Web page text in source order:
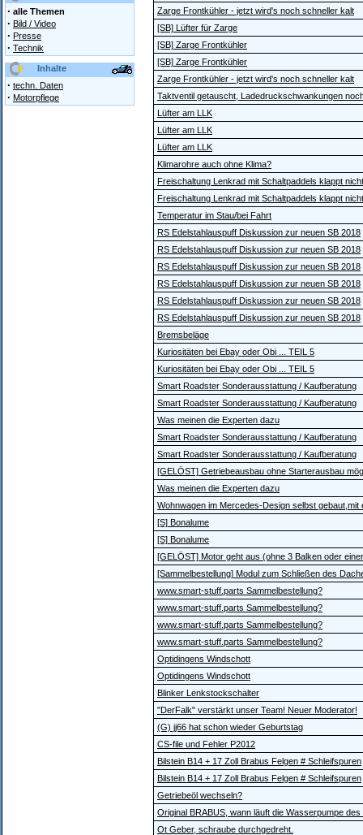
· alle Themen
· Bild / Video
· Presse
· Technik
Inhalte
· techn. Daten
· Motorpflege
Zarge Frontkühler - jetzt wird's noch schneller kalt
[SB] Lüfter für Zarge
[SB] Zarge Frontkühler
[SB] Zarge Frontkühler
Zarge Frontkühler - jetzt wird's noch schneller kalt
Taktventil getauscht, Ladedruckschwankungen
Lüfter am LLK
Lüfter am LLK
Lüfter am LLK
Klimarohre auch ohne Klima?
Freischaltung Lenkrad mit Schaltpaddels klappt nicht
Freischaltung Lenkrad mit Schaltpaddels klappt nicht
Temperatur im Stau/bei Fahrt
RS Edelstahlauspuff Diskussion zur neuen SB 2018
RS Edelstahlauspuff Diskussion zur neuen SB 2018
RS Edelstahlauspuff Diskussion zur neuen SB 2018
RS Edelstahlauspuff Diskussion zur neuen SB 2018
RS Edelstahlauspuff Diskussion zur neuen SB 2018
RS Edelstahlauspuff Diskussion zur neuen SB 2018
Bremsbeläge
Kuriositäten bei Ebay oder Obi ... TEIL 5
Kuriositäten bei Ebay oder Obi ... TEIL 5
Smart Roadster Sonderausstattung / Kaufberatung
Smart Roadster Sonderausstattung / Kaufberatung
Was meinen die Experten dazu
Smart Roadster Sonderausstattung / Kaufberatung
Smart Roadster Sonderausstattung / Kaufberatung
[GELÖST] Getriebeausbau ohne Starterausbau
Was meinen die Experten dazu
Wohnwagen im Mercedes-Design selbst
[S] Bonalume
[S] Bonalume
[GELÖST] Motor geht aus (ohne 3 Balken oder
[Sammelbestellung] Modul zum Schließen des
www.smart-stuff.parts Sammelbestellung?
www.smart-stuff.parts Sammelbestellung?
www.smart-stuff.parts Sammelbestellung?
www.smart-stuff.parts Sammelbestellung?
Optidingens Windschott
Optidingens Windschott
Blinker Lenkstockschalter
"DerFalk" verstärkt unser Team! Neuer Moderator!
(G) jj66 hat schon wieder Geburtstag
CS-file und Fehler P2012
Bilstein B14 + 17 Zoll Brabus Felgen # Schleifspuren
Bilstein B14 + 17 Zoll Brabus Felgen # Schleifspuren
Getriebeöl wechseln?
Original BRABUS, wann läuft die Wasserpumpe des
Ot Geber, schraube durchgedreht.